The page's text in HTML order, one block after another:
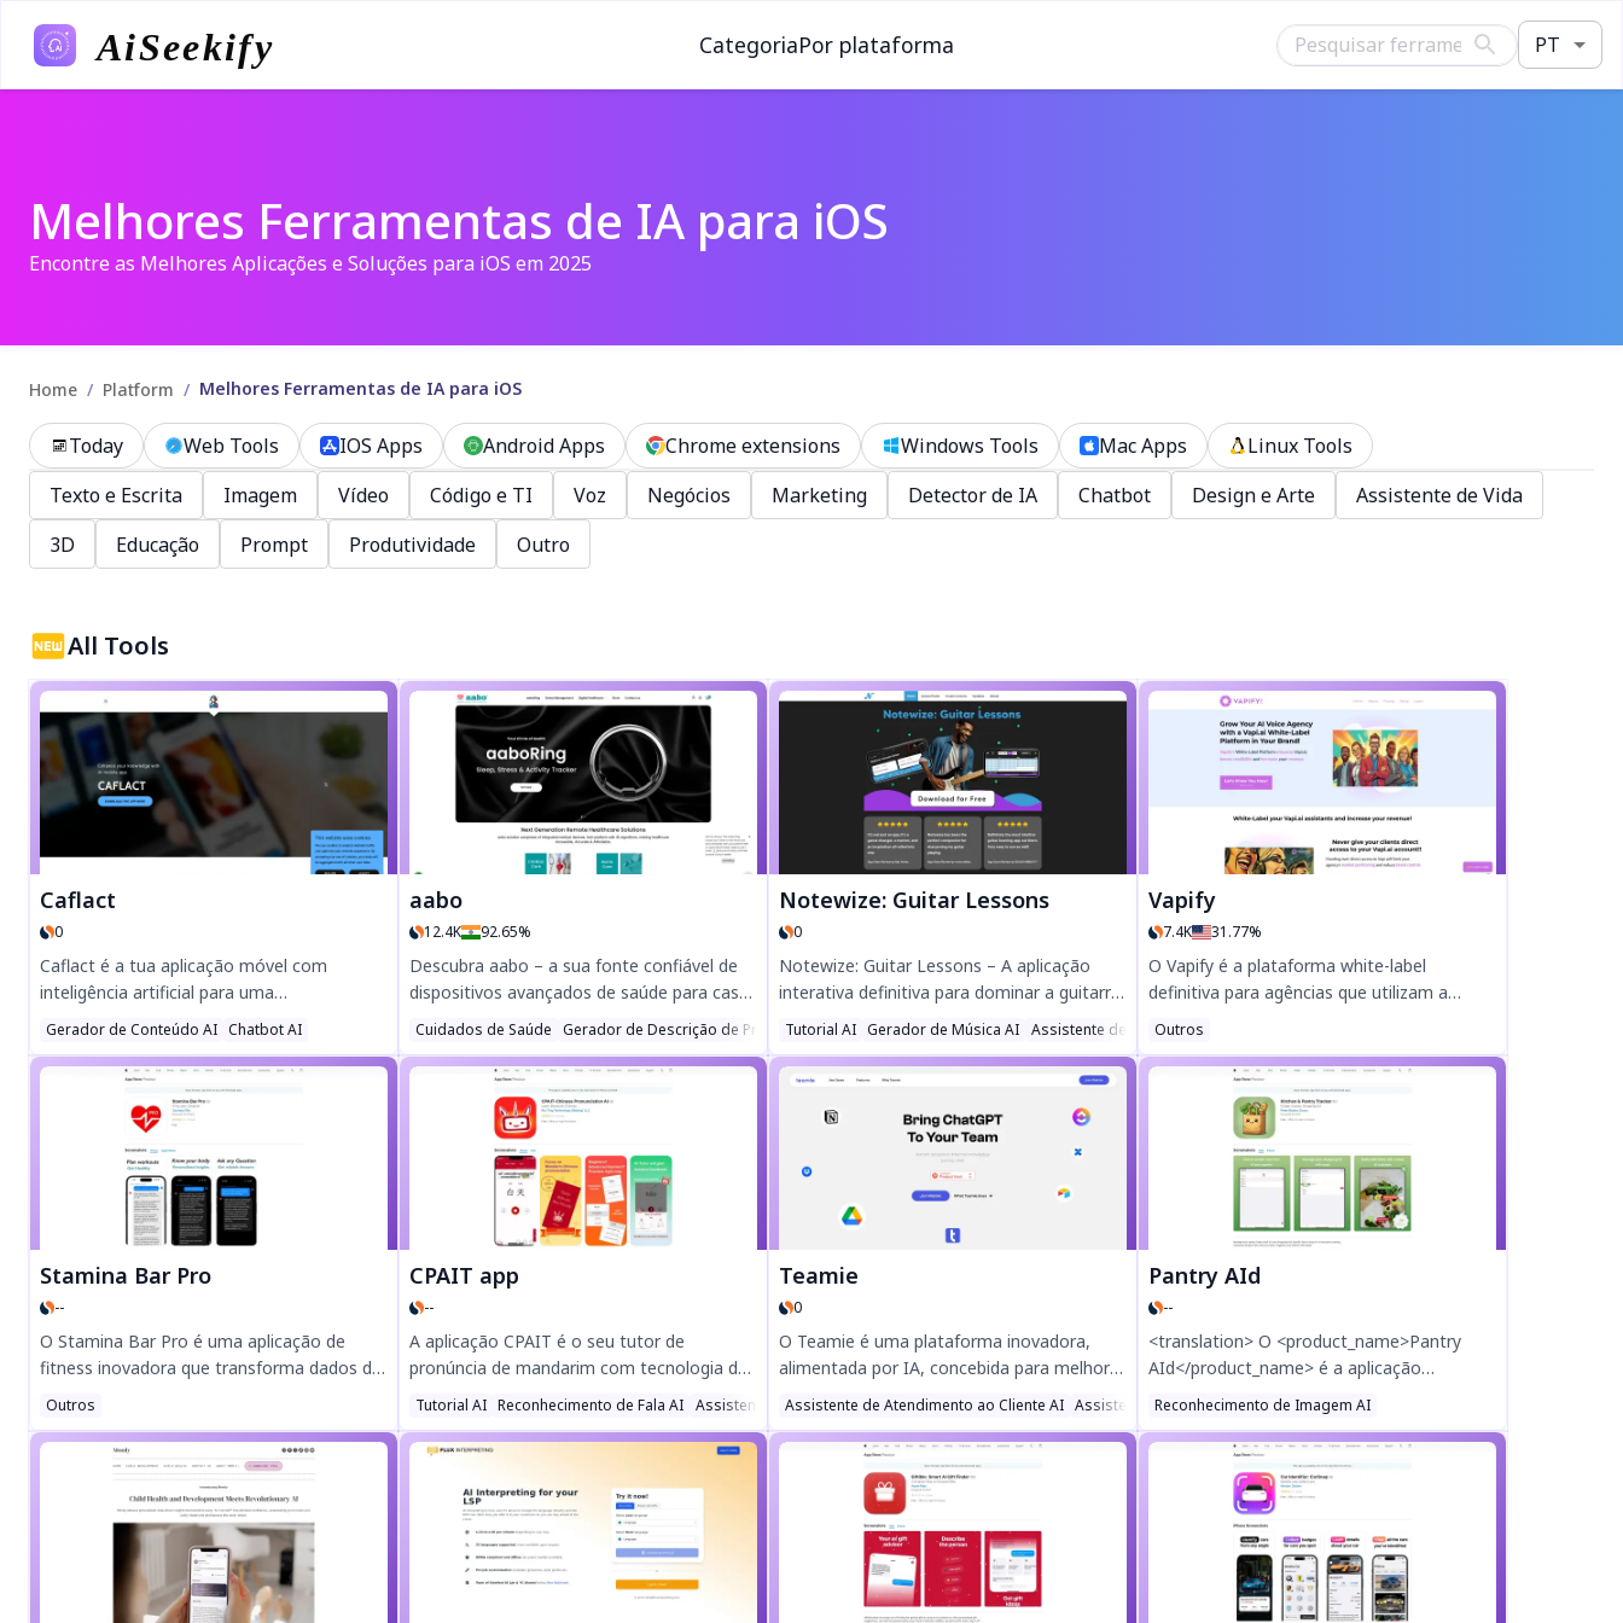
AiSeekify CategoriaPor plataforma PT
Melhores Ferramentas de IA para iOS
Encontre as Melhores Aplicações e Soluções para iOS em 2025
Home / Platform / Melhores Ferramentas de IA para iOS
Today Web Tools IOS Apps Android Apps Chrome extensions Windows Tools Mac Apps
Linux Tools
Texto e Escrita
Imagem Vídeo Código e TI Voz Negócios Marketing Detector de IA Chatbot Design e Arte
Assistente de Vida
3D
Educação Prompt Produtividade Outro
All Tools
Caflact
0
Caflact é a tua aplicação móvel com
inteligência artificial para uma
aprendizagem sem esforço! Obtém factos
uma rede neural e ganha recompensas
enquanto aumentas os teus
conhecimentos. Perfeito para mentes
curiosas — descarrega agora e explora de
forma mais inteligente!
Gerador de Conteúdo AI Chatbot AI
aabo
12.4K 92.65%
Descubra aabo – a sua fonte confiável de
dispositivos avançados de saúde para casa,
incluindo o inovador dispositivo de
Monitorize o sono, o stresse e a atividade
com facilidade e precisão alimentada por
IA. Compre agora soluções de saúde digital
acessíveis, precisas e ao seu alcance na
Cuidados de Saúde Gerador de Descrição de Produto AI
Notewize: Guitar Lessons
0
Notewize: Guitar Lessons – A aplicação
interativa definitiva para dominar a guitarra!
Desfruta de mais de 200 vídeos de aulas,
ferramentas de prática personalizáveis,
para principiantes e músicos avançados.
Descarrega gratuitamente e começa a
tocar hoje mesmo!
Tutorial AI Gerador de Música AI Assistente de Avaliações AI
Vapify
7.4K 31.77%
O Vapify é a plataforma white-label
definitiva para agências que utilizam a
nome. Aumente as receitas, mantenha o
controlo e escale sem esforço, mantendo a
Vapi oculta—maximize os lucros com
preços personalizáveis e uma integração
perfeita com o Stripe. Eleve a sua agência
Outros
Stamina Bar Pro
--
O Stamina Bar Pro é uma aplicação de
fitness inovadora que transforma dados de
utilizadores a treinar de forma mais
inteligente. Perfeito para corredores e
entusiastas de fitness, oferece informações
em tempo real sem complicar o rastreio de
saúde. Descarregue o Stamina Bar Pro hoje
para otimizar os treinos e alcançar os seus
objetivos de fitness sem esforço.
Outros
CPAIT app
--
A aplicação CPAIT é o seu tutor de
pronúncia de mandarim com tecnologia de
IA, oferecendo feedback em tempo real
aprendizes de qualquer nível, esta aplicação
pinyin, mais de 5000 frases e mais de 90
ensaios. Domine a pronúncia chinesa a
qualquer momento, em qualquer lugar —
com foco na privacidade e sem necessidade
Tutorial AI Reconhecimento de Fala AI Assistente de Avaliações AI
Teamie
0
O Teamie é uma plataforma inovadora,
alimentada por IA, concebida para melhorar
a colaboração e a produtividade da equipa.
tarefas e aumente a eficiência com
ferramentas de IA inteligentes, adaptadas
para equipas modernas. Descubra o
trabalho em equipa perfeito com o Teamie
Assistente de Atendimento ao Cliente AI Assistente de Análise AI Chatbot AI
Pantry AId
--
<translation> O <product_name>Pantry
AId</product_name> é a aplicação
definitiva para organizar a cozinha,
ajudando-o a controlar os itens da
despensa, gerir listas de compras e reduzir
o desperdício alimentar. Utilize a
digitalização de fotos com IA, o
reconhecimento de códigos de barras e
alertas de validade para manter o seu
frigorífico e congelador organizados.
Descarregue agora para uma gestão de
Reconhecimento de Imagem AI